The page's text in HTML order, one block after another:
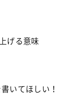
げる意味
いてほしい！